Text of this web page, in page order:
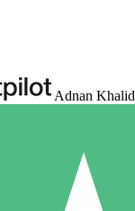
Adnan Khalid